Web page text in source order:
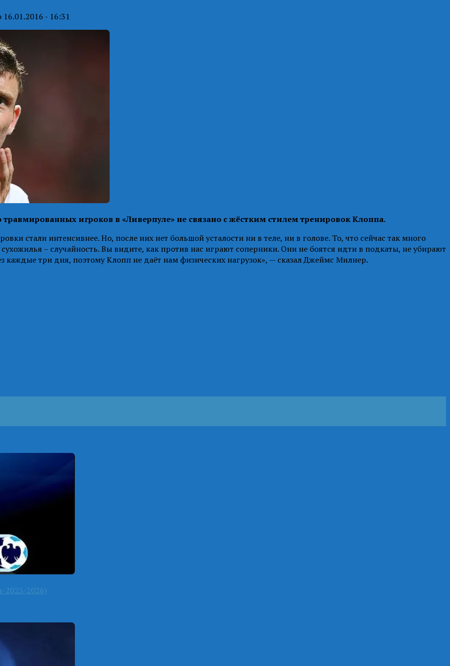
16.01.2016 - 16:31
игроков в «Ливерпуле» не связано с жёстким стилем тренировок Клоппа.
стали интенсивнее. Но, после них нет большой усталости ни в теле, ни в голове. То, что сейчас так много
– случайность. Вы видите, как против нас играют соперники. Они не боятся идти в подкаты, не убирают
каждые три дня, поэтому Клопп не даёт нам физических нагрузок», — сказал Джеймс Милнер.
2025/2026)